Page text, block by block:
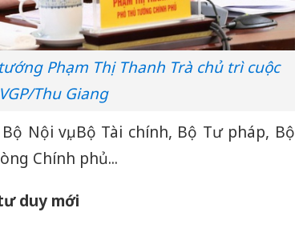
Phạm Thị Thanh Trà chủ trì cuộc
Thu Giang
Nội vụ, Bộ Tài chính, Bộ Tư pháp, Bộ
Chính phủ...
duy mới